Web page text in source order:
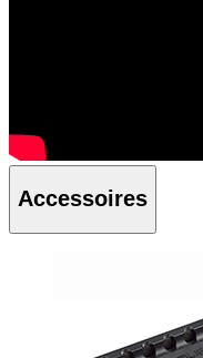
Accessoires